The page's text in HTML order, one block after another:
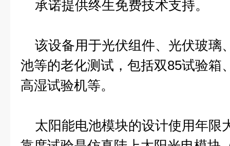
承诺提供终生免费技术支持。
该设备用于光伏组件、光伏玻璃
池等的老化测试，包括双85试验箱
高湿试验机等。
太阳能电池模块的设计使用年限